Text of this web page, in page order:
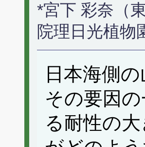
*宮下 彩奈（
院理日光植物
日本海側
その要因
る耐性の